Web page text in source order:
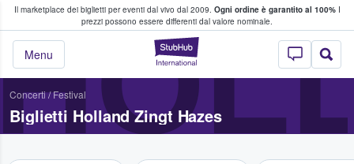
Il marketplace dei biglietti per eventi dal vivo dal 2009. Ogni ordine è garantito al 100%I
prezzi possono essere differenti dal valore nominale.
StubHub - Dove
Menu
fan comprano e vendono biglietti
Concerti/Festival
Biglietti Holland Zingt Hazes